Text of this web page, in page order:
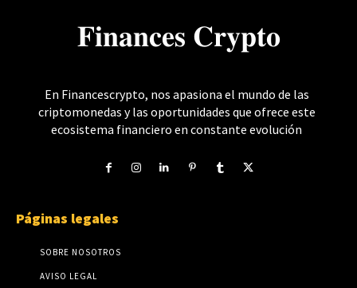
𝐅𝐢𝐧𝐚𝐧𝐜𝐞𝐬 𝐂𝐫𝐲𝐩𝐭𝐨
En Financescrypto, nos apasiona el mundo de las
criptomonedas y las oportunidades que ofrece este
ecosistema financiero en constante evolución
Páginas legales
SOBRE NOSOTROS
AVISO LEGAL